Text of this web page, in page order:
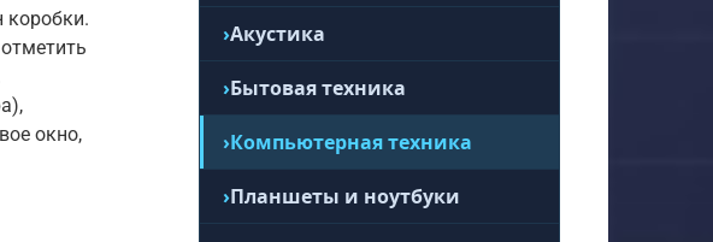
коробки.
окно,
Акустика
Бытовая техника
Компьютерная техника
Планшеты и ноутбуки